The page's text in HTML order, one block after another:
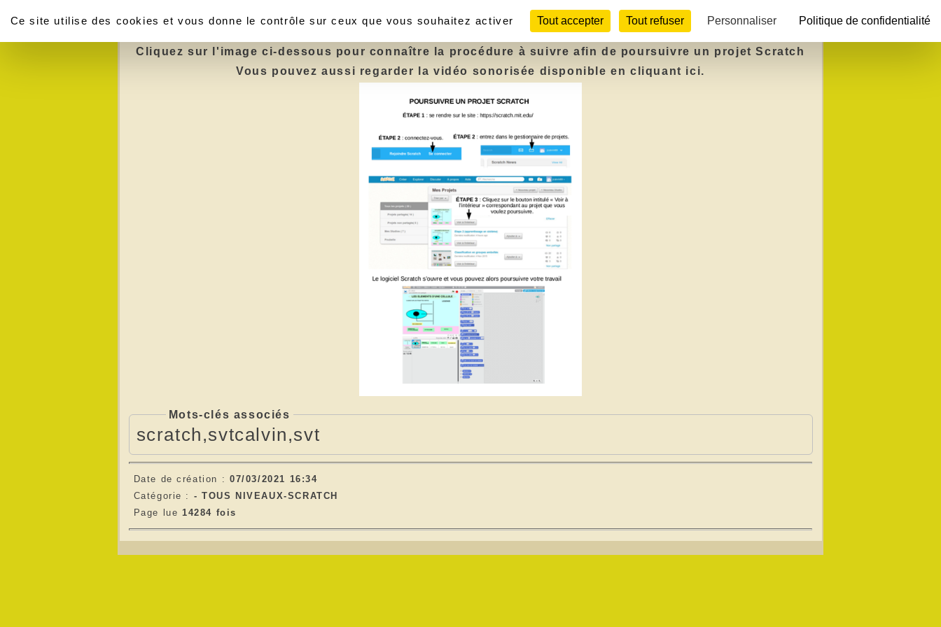
Poursuivre un projet Scratch
Cliquez sur l'image ci-dessous pour connaître la procédure à suivre afin de poursuivre un projet Scratch
Vous pouvez aussi regarder la vidéo sonorisée disponibleen cliquant ici.
Mots-clés associés
scratch,svtcalvin,svt
Date de création : 07/03/2021 16:34
Catégorie : - TOUS NIVEAUX-SCRATCH
Page lue 14284 fois
Ce site utilise des cookies et vous donne le contrôle sur ceux que vous souhaitez activer
Tout accepter Tout refuser Personnaliser Politique de confidentialité